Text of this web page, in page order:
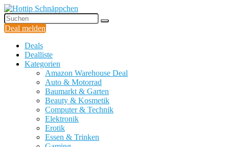
Deal melden
Deals
Dealliste
Kategorien
Amazon Warehouse Deal
Auto & Motorrad
Baumarkt & Garten
Beauty & Kosmetik
Computer & Technik
Elektronik
Erotik
Essen & Trinken